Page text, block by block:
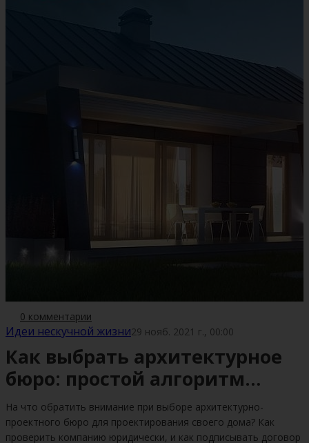
0 комментарии
Идеи нескучной жизни29 нояб. 2021 г., 00:00
Как выбрать архитектурное
бюро: простой алгоритм
действий
На что обратить внимание при выборе архитектурно-
проектного бюро для проектирования своего дома? Как
проверить компанию юридически, и как подписывать договор